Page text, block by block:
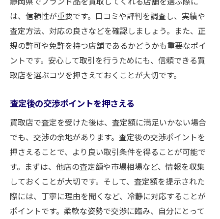
専門スタッフによる安心査定
高額買取を実現する仕組み
顧客満足度の高いサービス
ロケーションの利便性
は、信頼性が重要です。口コミや評判を調査し、実績や
査定方法、対応の良さなどを確認しましょう。また、正
規の許可や免許を持つ店舗であるかどうかも重要なポイ
ントです。安心して取引を行うためにも、信頼できる買
取店を選ぶコツを押さえておくことが大切です。
査定後の交渉ポイントを押さえる
買取店で査定を受けた後は、査定額に満足いかない場合
でも、交渉の余地があります。査定後の交渉ポイントを
押さえることで、より良い取引条件を得ることが可能で
す。まずは、他店の査定額や市場相場など、情報を収集
しておくことが大切です。そして、査定額を提示された
際には、丁寧に理由を聞くなど、冷静に対応することが
ポイントです。柔軟な姿勢で交渉に臨み、自分にとって